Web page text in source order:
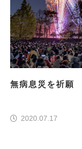
無病息災を祈願
2020.07.17